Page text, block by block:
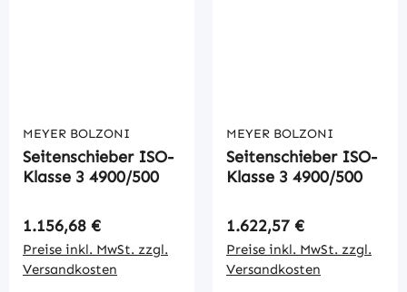
MEYER BOLZONI
Seitenschieber ISO-
Klasse 3 4900/500
Regulärer Preis:
1.156,68 €
Preise inkl. MwSt. zzgl.
Versandkosten
MEYER BOLZONI
Seitenschieber ISO-
Klasse 3 4900/500
Regulärer Preis:
1.622,57 €
Preise inkl. MwSt. zzgl.
Versandkosten